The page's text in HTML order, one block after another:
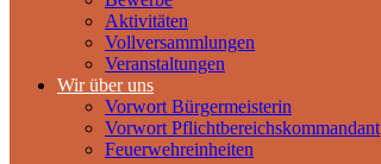
Aktivitäten
Vollversammlungen
Veranstaltungen
Wir über uns
Vorwort Bürgermeisterin
Vorwort Pflichtbereichskommandant
Feuerwehreinheiten